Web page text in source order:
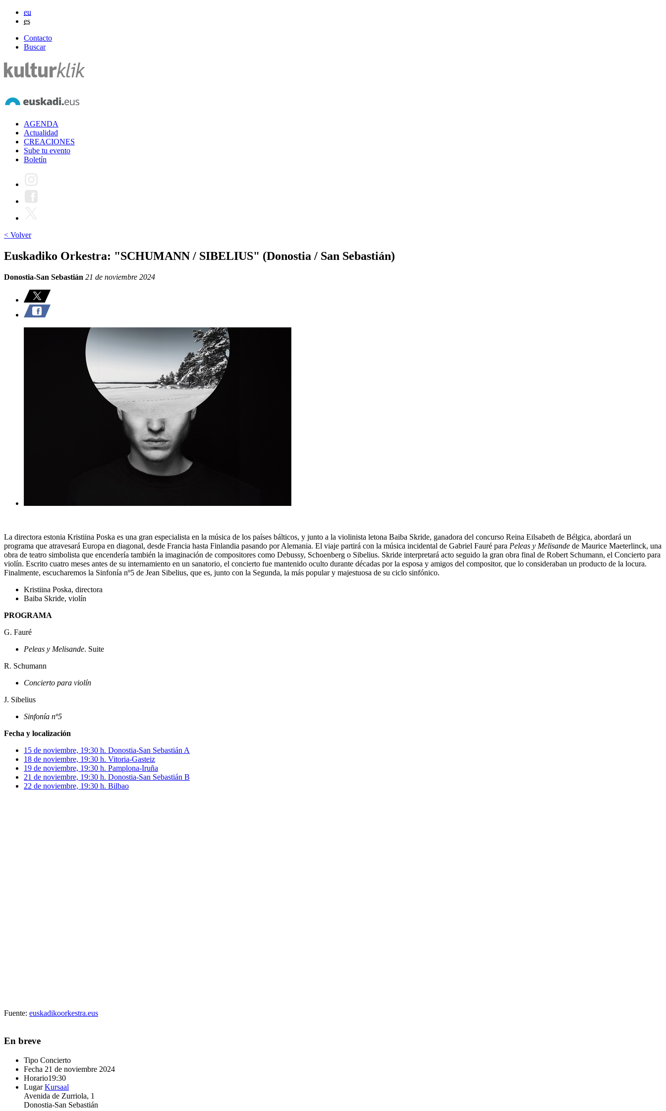
eu
es
Contacto
Buscar
AGENDA
Actualidad
CREACIONES
Sube tu evento
Boletín
< Volver
Euskadiko Orkestra: "SCHUMANN / SIBELIUS" (Donostia / San Sebastián)
Donostia-San Sebastián 21 de noviembre 2024
La directora estonia Kristiina Poska es una gran especialista en la música de los países bálticos, y junto a la violinista letona Baiba Skride, ganadora del concurso Reina Eilsabeth de Bélgica, abordará un
programa que atravesará Europa en diagonal, desde Francia hasta Finlandia pasando por Alemania. El viaje partirá con la música incidental de Gabriel Fauré para Peleas y Melisande de Maurice Maeterlinck, una
obra de teatro simbolista que encendería también la imaginación de compositores como Debussy, Schoenberg o Sibelius. Skride interpretará acto seguido la gran obra final de Robert Schumann, el Concierto para
violín. Escrito cuatro meses antes de su internamiento en un sanatorio, el concierto fue mantenido oculto durante décadas por la esposa y amigos del compositor, que lo consideraban un producto de la locura.
Finalmente, escucharemos la Sinfonía nº5 de Jean Sibelius, que es, junto con la Segunda, la más popular y majestuosa de su ciclo sinfónico.
Kristiina Poska, directora
Baiba Skride, violín
PROGRAMA
G. Fauré
Peleas y Melisande. Suite
R. Schumann
Concierto para violín
J. Sibelius
Sinfonía nº5
Fecha y localización
15 de noviembre, 19:30 h. Donostia-San Sebastián A
18 de noviembre, 19:30 h. Vitoria-Gasteiz
19 de noviembre, 19:30 h. Pamplona-Iruña
21 de noviembre, 19:30 h. Donostia-San Sebastián B
22 de noviembre, 19:30 h. Bilbao
Fuente: euskadikoorkestra.eus
En breve
Tipo Concierto
Fecha 21 de noviembre 2024
Horario19:30
Lugar Kursaal
Avenida de Zurriola, 1
Donostia-San Sebastián